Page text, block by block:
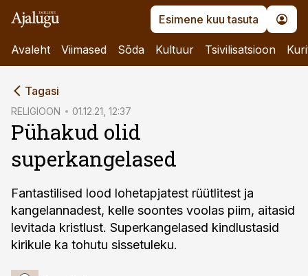
Esimene kuu tasuta
Avaleht Viimased Sõda Kultuur Tsivilisatsioon
Tagasi
RELIGIOON 01.12.21, 12:37
Pühakud olid
superkangelased
Fantastilised lood lohetapjatest rüütlitest ja
kangelannadest, kelle soontes voolas piim, aitasid
levitada kristlust. Superkangelased kindlustasid
kirikule ka tohutu sissetuleku.